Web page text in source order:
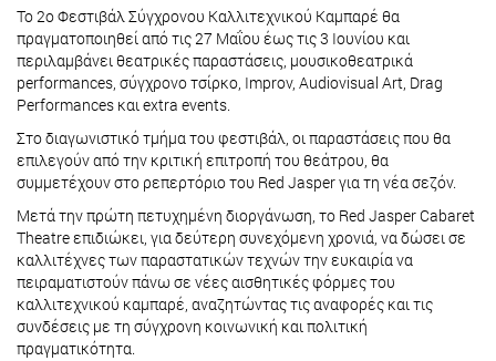
Το 2ο Φεστιβάλ Σύγχρονου Καλλιτεχνικού Καμπαρέ θα
πραγματοποιηθεί από τις 27 Μαΐου έως τις 3 Ιουνίου και
περιλαμβάνει θεατρικές παραστάσεις, μουσικοθεατρικά
performances, σύγχρονο τσίρκο, Improv, Audiovisual Art, Drag
Performances και extra events.
Στο διαγωνιστικό τμήμα του φεστιβάλ, οι παραστάσεις που θα
επιλεγούν από την κριτική επιτροπή του θεάτρου, θα
συμμετέχουν στο ρεπερτόριο του Red Jasper για τη νέα σεζόν.
Μετά την πρώτη πετυχημένη διοργάνωση, το Red Jasper Cabaret
Theatre επιδιώκει, για δεύτερη συνεχόμενη χρονιά, να δώσει σε
καλλιτέχνες των παραστατικών τεχνών την ευκαιρία να
πειραματιστούν πάνω σε νέες αισθητικές φόρμες του
καλλιτεχνικού καμπαρέ, αναζητώντας τις αναφορές και τις
συνδέσεις με τη σύγχρονη κοινωνική και πολιτική
πραγματικότητα.